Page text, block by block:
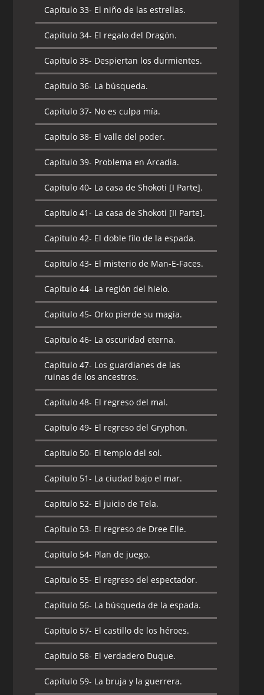
Capitulo 33- El niño de las estrellas.
Capitulo 34- El regalo del Dragón.
Capitulo 35- Despiertan los durmientes.
Capitulo 36- La búsqueda.
Capitulo 37- No es culpa mía.
Capitulo 38- El valle del poder.
Capitulo 39- Problema en Arcadia.
Capitulo 40- La casa de Shokoti [I Parte].
Capitulo 41- La casa de Shokoti [II Parte].
Capitulo 42- El doble filo de la espada.
Capitulo 43- El misterio de Man-E-Faces.
Capitulo 44- La región del hielo.
Capitulo 45- Orko pierde su magia.
Capitulo 46- La oscuridad eterna.
Capitulo 47- Los guardianes de las
ruinas de los ancestros.
Capitulo 48- El regreso del mal.
Capitulo 49- El regreso del Gryphon.
Capitulo 50- El templo del sol.
Capitulo 51- La ciudad bajo el mar.
Capitulo 52- El juicio de Tela.
Capitulo 53- El regreso de Dree Elle.
Capitulo 54- Plan de juego.
Capitulo 55- El regreso del espectador.
Capitulo 56- La búsqueda de la espada.
Capitulo 57- El castillo de los héroes.
Capitulo 58- El verdadero Duque.
Capitulo 59- La bruja y la guerrera.